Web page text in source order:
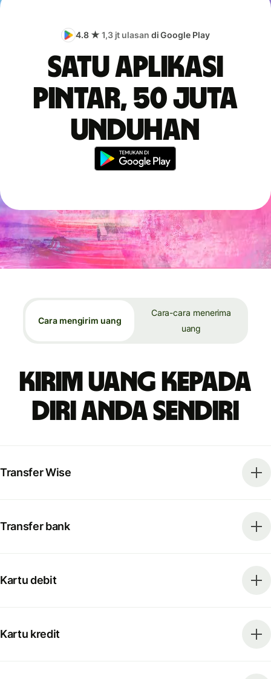
4.8 ★ 1,3 jt ulasan di Google Play
Satu aplikasi
pintar, 50 juta
unduhan
Cara mengirim uang
Cara-cara menerima
uang
Kirim uang kepada
diri Anda sendiri
Transfer Wise
Transfer bank
Kartu debit
Kartu kredit